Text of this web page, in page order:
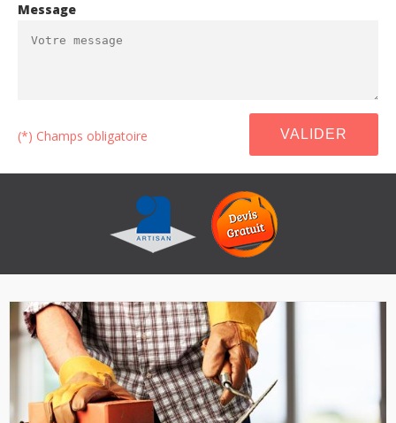
Message
(*) Champs obligatoire